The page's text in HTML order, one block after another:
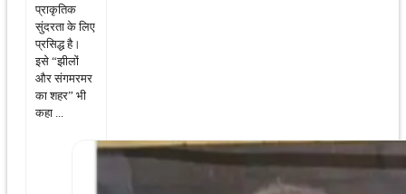
प्राकृतिक
सुंदरता के लिए
प्रसिद्ध है।
इसे “झीलों
और संगमरमर
का शहर” भी
कहा ...